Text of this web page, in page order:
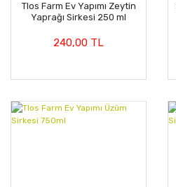
Tlos Farm Ev Yapımı Zeytin
Yaprağı Sirkesi 250 ml
240,00 TL